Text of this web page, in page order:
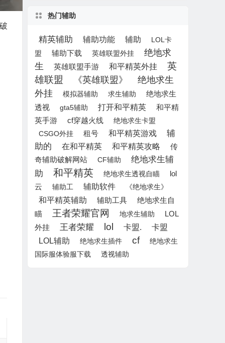
热门辅助
精英辅助 辅助功能 辅助
LOL卡
盟
辅助下载 英雄联盟外挂
绝地求
生
英雄联盟手游 和平精英外挂
英
雄联盟
《英雄联盟》
绝地求生
外挂
模拟器辅助 求生辅助
绝地求生
透视
gta5辅助 打开和平精英
和平精
英手游
cf穿越火线
绝地求生卡盟
CSGO外挂
租号 和平精英游戏
辅
助的
在和平精英 和平精英攻略
传
奇辅助破解网站
CF辅助
绝地求生辅
助
和平精英 绝地求生透视自瞄
lol
云
辅助工 辅助软件 《绝地求生》
和平精英辅助 辅助工具
绝地求生自
瞄
王者荣耀官网 地求生辅助
LOL
外挂
王者荣耀 lol 卡盟. 卡盟
LOL辅助 绝地求生插件 cf
绝地求生
国际服体验服下载
透视辅助